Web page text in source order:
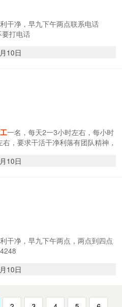
利干净，早九下午两点联系电话
打电话
10日
一名，每天2一3小时左右，每小时
，要求干活干净利落有团队精神，
10日
利干净，早九下午两点，两点到四点
10日